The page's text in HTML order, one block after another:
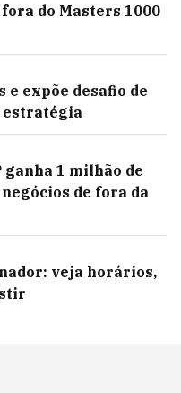
do Masters 1000
e expõe desafio de
ganha 1 milhão de
de fora da
veja horários,